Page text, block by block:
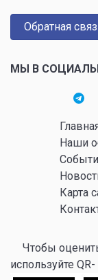
Обратная
МЫ В
Наши
Карта
Чтобы
используйте